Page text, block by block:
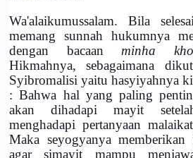
Wa'alaikumussalam. Bila
memang sunnah hukumnya
dengan bacaan minha
Hikmahnya, sebagaimana
Syibromalisi yaitu hasyiyahnya
: Bahwa hal yang paling
akan dihadapi mayit
menghadapi pertanyaan
Maka seyogyanya
agar simayit mampu